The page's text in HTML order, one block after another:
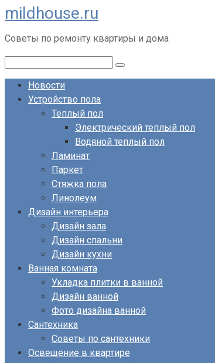
Перейти
к
контенту
mildhouse.ru
Советы по ремонту квартиры и дома
Новости
Устройство пола
Теплый пол
Электрический теплый пол
Водяной теплый пол
Ламинат
Паркет
Стяжка пола
Линолеум
Дизайн интерьера
Дизайн зала
Дизайн спальни
Дизайн кухни
Ванная комната
Укладка плитки в ванной
Дизайн ванной
Фото дизайна ванной
Сантехника
Советы по сантехники
Освещение в квартире